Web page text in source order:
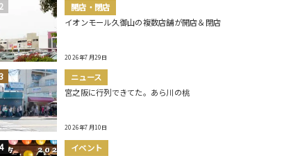
開店・閉店
イオンモール久御山の複数店舗が開店＆閉店
2026年7月29日
ニュース
宮之阪に行列できてた。あら川の桃
2026年7月10日
イベント